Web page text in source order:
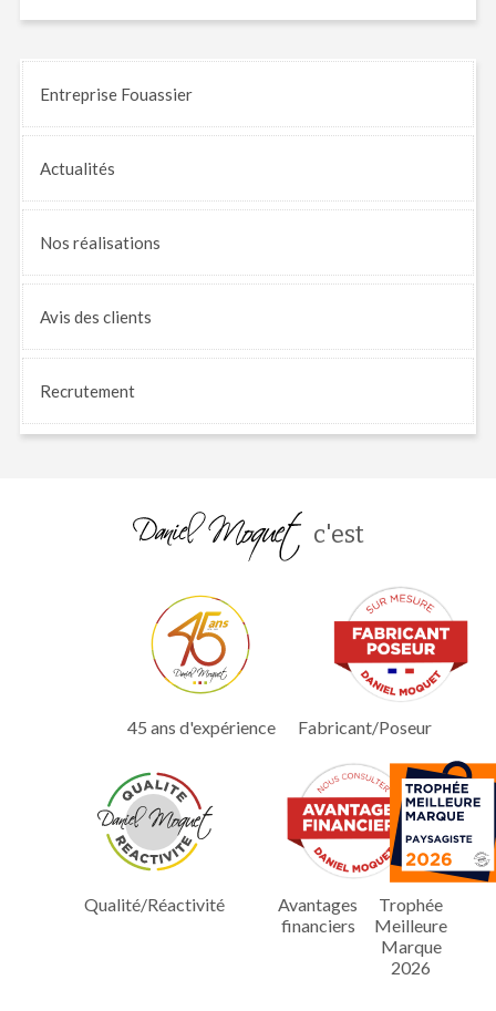
Entreprise Fouassier
Actualités
Nos réalisations
Avis des clients
Recrutement
c'est
45 ans d'expérience Fabricant/Poseur
Qualité/Réactivité
Avantages
financiers
Trophée
Meilleure
Marque
2026